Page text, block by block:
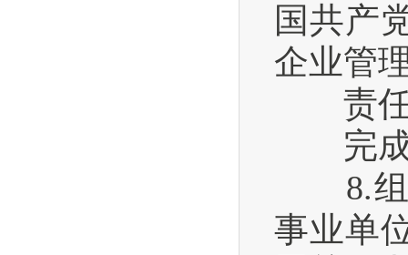
国共产
企业管
责任
完成
8.组
事业单